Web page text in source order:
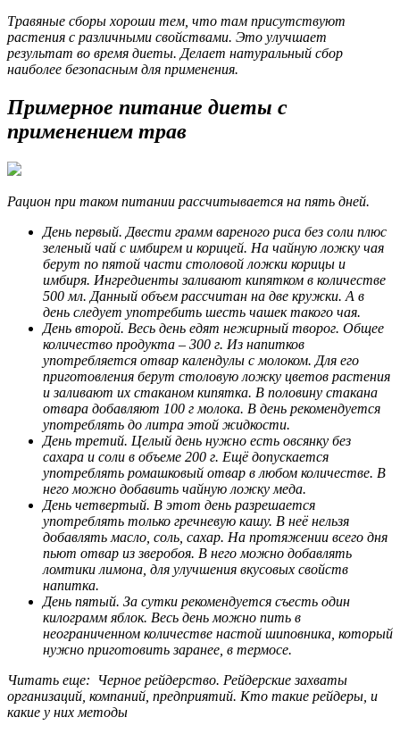
Травяные сборы хороши тем, что там присутствуют
растения с различными свойствами. Это улучшает
результат во время диеты. Делает натуральный сбор
наиболее безопасным для применения.
Примерное питание диеты с
применением трав
Рацион при таком питании рассчитывается на пять дней.
День первый. Двести грамм вареного риса без соли плюс
зеленый чай с имбирем и корицей. На чайную ложку чая
берут по пятой части столовой ложки корицы и
имбиря. Ингредиенты заливают кипятком в количестве
500 мл. Данный объем рассчитан на две кружки. А в
день следует употребить шесть чашек такого чая.
День второй. Весь день едят нежирный творог. Общее
количество продукта – 300 г. Из напитков
употребляется отвар календулы с молоком. Для его
приготовления берут столовую ложку цветов растения
и заливают их стаканом кипятка. В половину стакана
отвара добавляют 100 г молока. В день рекомендуется
употреблять до литра этой жидкости.
День третий. Целый день нужно есть овсянку без
сахара и соли в объеме 200 г. Ещё допускается
употреблять ромашковый отвар в любом количестве. В
него можно добавить чайную ложку меда.
День четвертый. В этот день разрешается
употреблять только гречневую кашу. В неё нельзя
добавлять масло, соль, сахар. На протяжении всего дня
пьют отвар из зверобоя. В него можно добавлять
ломтики лимона, для улучшения вкусовых свойств
напитка.
День пятый. За сутки рекомендуется съесть один
килограмм яблок. Весь день можно пить в
неограниченном количестве настой шиповника, который
нужно приготовить заранее, в термосе.
Читать еще: Черное рейдерство. Рейдерские захваты
организаций, компаний, предприятий. Кто такие рейдеры, и
какие у них методы